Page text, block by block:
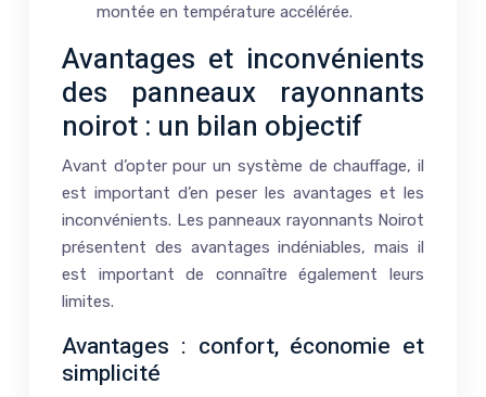
montée en température accélérée.
Avantages et inconvénients
des panneaux rayonnants
noirot : un bilan objectif
Avant d’opter pour un système de chauffage, il
est important d’en peser les avantages et les
inconvénients. Les panneaux rayonnants Noirot
présentent des avantages indéniables, mais il
est important de connaître également leurs
limites.
Avantages : confort, économie et
simplicité